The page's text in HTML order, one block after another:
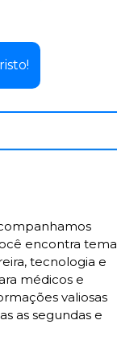
encontra
tecnologia e
médicos e
valiosas
as segundas e